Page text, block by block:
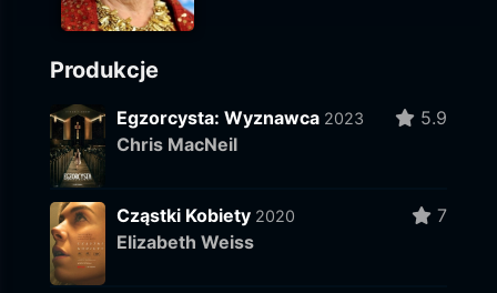
Produkcje
Egzorcysta: Wyznawca 2023
Chris MacNeil
5.9
Cząstki Kobiety 2020
Elizabeth Weiss
7